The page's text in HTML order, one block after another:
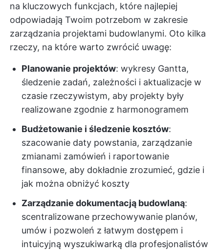
na kluczowych funkcjach, które najlepiej
odpowiadają Twoim potrzebom w zakresie
zarządzania projektami budowlanymi. Oto kilka
rzeczy, na które warto zwrócić uwagę:
Planowanie projektów: wykresy Gantta,
śledzenie zadań, zależności i aktualizacje w
czasie rzeczywistym, aby projekty były
realizowane zgodnie z harmonogramem
Budżetowanie i śledzenie kosztów:
szacowanie daty powstania, zarządzanie
zmianami zamówień i raportowanie
finansowe, aby dokładnie zrozumieć, gdzie i
jak można obniżyć koszty
Zarządzanie dokumentacją budowlaną:
scentralizowane przechowywanie planów,
umów i pozwoleń z łatwym dostępem i
intuicyjną wyszukiwarką dla profesjonalistów